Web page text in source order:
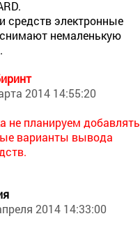
средств электронные
немаленькую
2014 14:55:20
не планируем добавлять
варианты вывода
2014 14:33:00